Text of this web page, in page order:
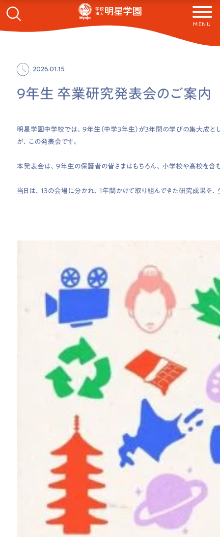
MENU
2026.01.15
9年生 卒業研究発表会のご案内
明星学園中学校では、9年生（中学3年生）が3年間の学びの集大成と
が、この発表会です。
本発表会は、9年生の保護者の皆さまはもちろん、小学校や高校を
当日は、13の会場に分かれ、1年間かけて取り組んできた研究成果を